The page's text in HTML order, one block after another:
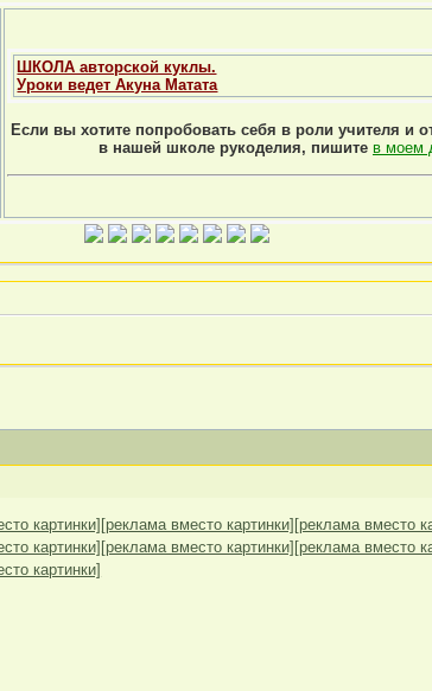
ШКОЛА авторской куклы.
Уроки ведет Акуна Матата
Если вы хотите попробовать себя в роли учителя и
в нашей школе рукоделия, пишите в моем
картинки] [реклама вместо картинки] [реклама вместо
картинки] [реклама вместо картинки] [реклама вместо
картинки]